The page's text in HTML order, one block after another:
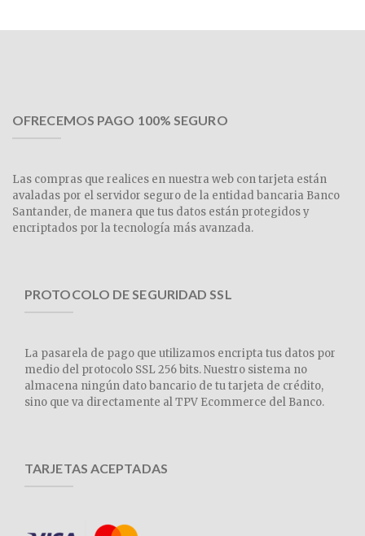
OFRECEMOS PAGO 100% SEGURO
Las compras que realices en nuestra web con tarjeta están
avaladas por el servidor seguro de la entidad bancaria Banco
Santander, de manera que tus datos están protegidos y
encriptados por la tecnología más avanzada.
PROTOCOLO DE SEGURIDAD SSL
La pasarela de pago que utilizamos encripta tus datos por
medio del protocolo SSL 256 bits. Nuestro sistema no
almacena ningún dato bancario de tu tarjeta de crédito,
sino que va directamente al TPV Ecommerce del Banco.
TARJETAS ACEPTADAS